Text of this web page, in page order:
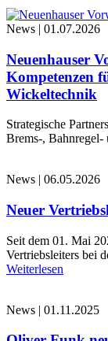
News | 01.07.2026
Neuenhauser
Kompetenzen
Wickeltechnik
Strategische
Brems-,
News | 06.05.2026
Neuer
Seit dem 01. Mai
Vertriebsleiters bei
Weiterlesen
News | 01.11.2025